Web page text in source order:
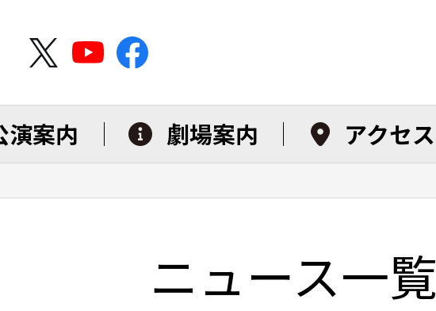
演案内 劇場案内 アクセス
ニュース一覧